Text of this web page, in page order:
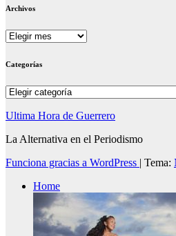
Archivos
Archivos
Categorías
Categorías
Ultima Hora de Guerrero
La Alternativa en el Periodismo
Funciona gracias a WordPress | Tema:
Home